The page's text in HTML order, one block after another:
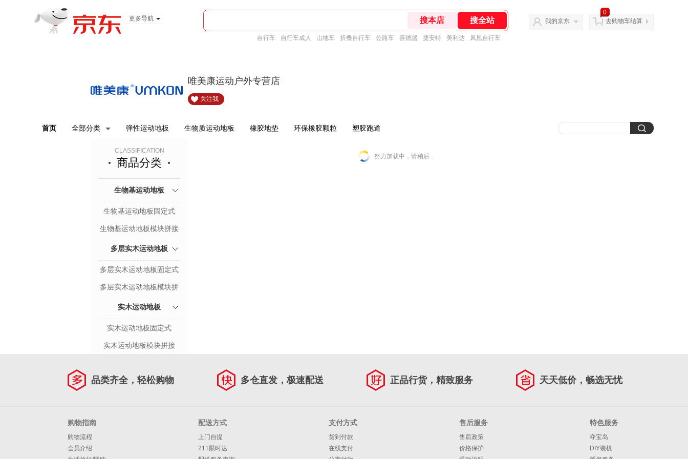
更多导航
自行车 自行车成人 山地车 折叠自行车 公路车 喜德盛 捷安特 美利达 凤凰自行车
我的京东
0
去购物车结算
唯美康运动户外专营店
关注我
首页 全部分类 弹性运动地板 生物质运动地板 橡胶地垫 环保橡胶颗粒 塑胶跑道
CLASSIFICATION
商品分类
生物基运动地板
生物基运动地板固定式
生物基运动地板模块拼接
多层实木运动地板
多层实木运动地板固定式
多层实木运动地板模块拼
实木运动地板
实木运动地板固定式
实木运动地板模块拼接
努力加载中，请稍后...
品类齐全，轻松购物 多仓直发，极速配送 正品行货，精致服务 天天低价，畅选无忧
购物指南
购物流程
会员介绍
配送方式
上门自提
211限时达
支付方式
货到付款
在线支付
售后服务
售后政策
价格保护
特色服务
夺宝岛
DIY装机